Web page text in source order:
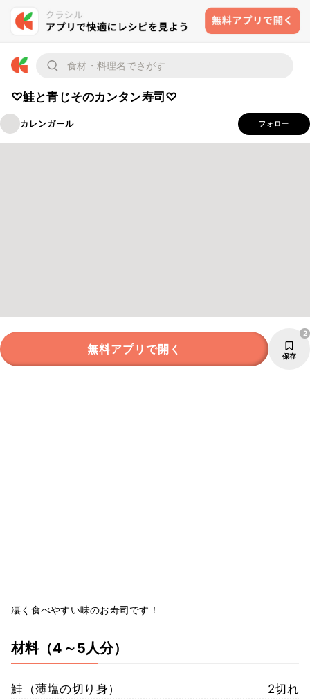
♡鮭と青じそのカンタン寿司♡
カレンガール フォロー
無料アプリで開く 保存
2
凄く食べやすい味のお寿司です！
材料（4～5人分）
鮭（薄塩の切り身）
2切れ